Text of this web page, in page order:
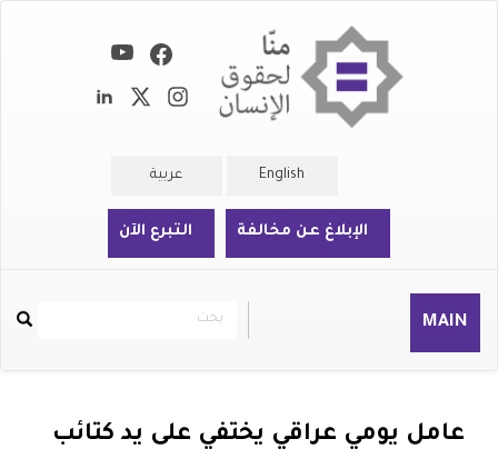
English عربية
الإبلاغ عن مخالفة التبرع الآن
MAIN
Rechercher
بحث
عامل يومي عراقي يختفي على يد كتائب